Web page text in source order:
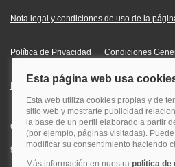
Nota legal y condiciones de uso de la
Política de Privacidad Condiciones
Información Legal sobre Mercados en Línea
Quehoteles.com - Especialistas en hoteles
Todos los derechos reservados.
915759999